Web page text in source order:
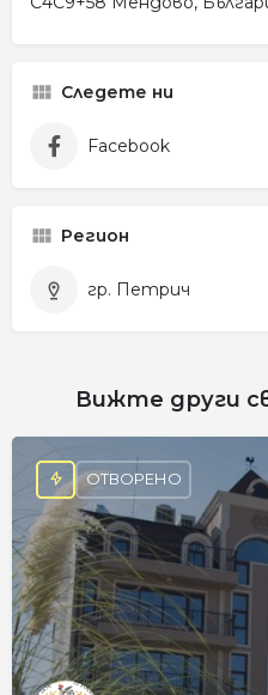
Следете ни
Facebook
Регион
гр. Петрич
Вижте други
ОТВОРЕНО